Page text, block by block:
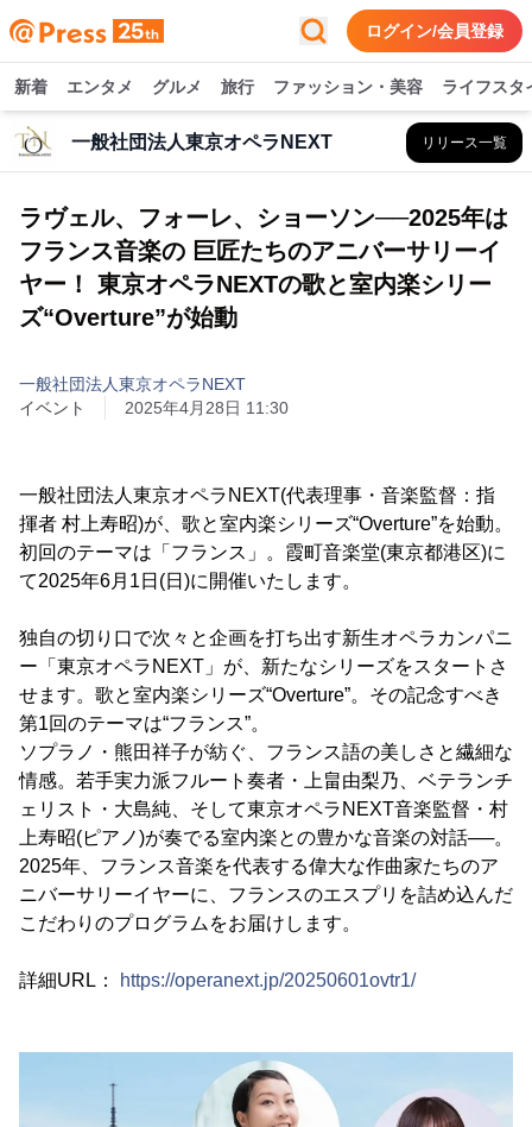
ログイン/会員登録
新着 エンタメ グルメ 旅行 ファッション・美容 ライフスタ
一般社団法人東京オペラNEXT リリース一覧
ラヴェル、フォーレ、ショーソン──2025年は
フランス音楽の 巨匠たちのアニバーサリーイ
ヤー！ 東京オペラNEXTの歌と室内楽シリー
ズ“Overture”が始動
一般社団法人東京オペラNEXT
イベント
2025年4月28日 11:30
一般社団法人東京オペラNEXT(代表理事・音楽監督：指
揮者 村上寿昭)が、歌と室内楽シリーズ“Overture”を始動。
初回のテーマは「フランス」。霞町音楽堂(東京都港区)に
て2025年6月1日(日)に開催いたします。
独自の切り口で次々と企画を打ち出す新生オペラカンパニ
ー「東京オペラNEXT」が、新たなシリーズをスタートさ
せます。歌と室内楽シリーズ“Overture”。その記念すべき
第1回のテーマは“フランス”。
ソプラノ・熊田祥子が紡ぐ、フランス語の美しさと繊細な
情感。若手実力派フルート奏者・上畠由梨乃、ベテランチ
ェリスト・大島純、そして東京オペラNEXT音楽監督・村
上寿昭(ピアノ)が奏でる室内楽との豊かな音楽の対話──。
2025年、フランス音楽を代表する偉大な作曲家たちのア
ニバーサリーイヤーに、フランスのエスプリを詰め込んだ
こだわりのプログラムをお届けします。
詳細URL： https://operanext.jp/20250601ovtr1/